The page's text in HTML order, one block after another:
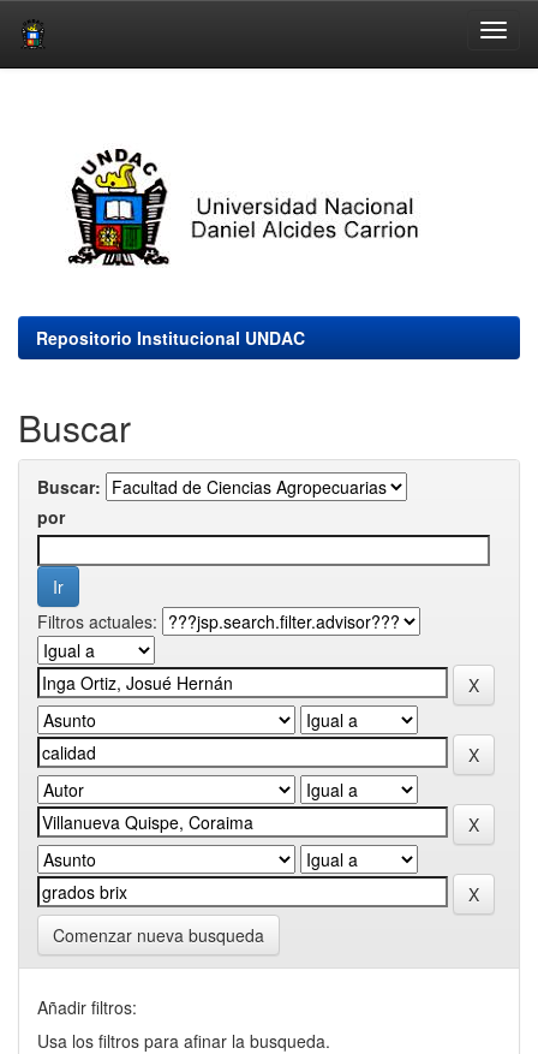
Repositorio Institucional UNDAC
Buscar
Buscar:
por
Filtros actuales:
Comenzar nueva busqueda
Añadir filtros:
Usa los filtros para afinar la busqueda.